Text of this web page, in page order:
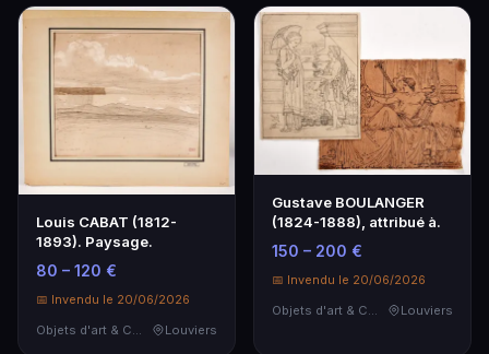
Louis CABAT (1812-
1893). Paysage.
80 – 120 €
📅 Invendu le 20/06/2026
Louviers
Gustave BOULANGER
(1824-1888), attribué à.
150 – 200 €
📅 Invendu le 20/06/2026
Objets d'art & Curiosités
Louviers